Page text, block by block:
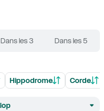
Dans les 3 Dans les 5
Hippodrome Corde